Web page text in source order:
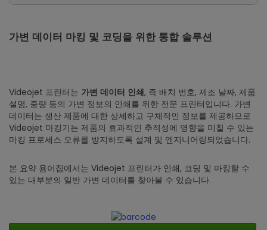
가변 데이터 마킹 및 코딩을 위한 통합 솔루션
Videojet 프린터는 가변 데이터 인쇄, 즉 배치 번호, 제조 날짜, 제품
설명, 중량 등의 가변 정보의 인쇄를 위한 전문 프린터입니다. 가변
데이터는 생산 제품에 대한 상세하고 구체적인 정보를 제공하므로
Videojet 마킹기는 제품의 효과적인 추적성에 영향을 미칠 수 있는
마킹 프로세스 오류를 방지하도록 설계 및 엔지니어링되었습니다.
본 요약 용어집에서는 Videojet 프린터가 인쇄, 코딩 및 마킹할 수
있는 대부분의 일반 가변 데이터를 찾아볼 수 있습니다.